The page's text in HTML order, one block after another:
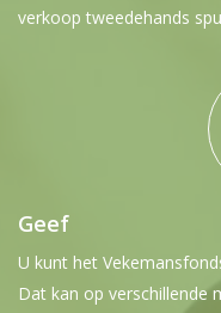
verkoop tweedehands
Geef
U kunt het
Dat kan op verschillende